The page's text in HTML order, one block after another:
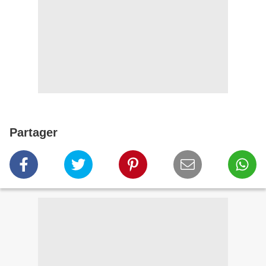
Partager